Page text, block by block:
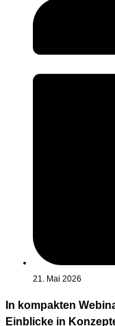
21. Mai 2026
In kompakten
Einblicke in